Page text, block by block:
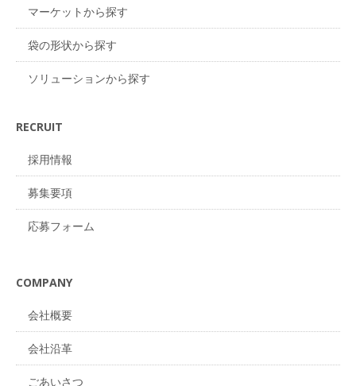
マーケットから探す
袋の形状から探す
ソリューションから探す
RECRUIT
採用情報
募集要項
応募フォーム
COMPANY
会社概要
会社沿革
ごあいさつ